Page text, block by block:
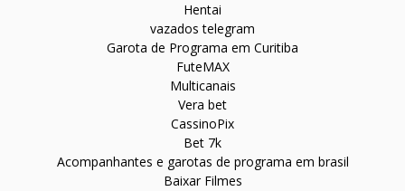
Hentai
vazados telegram
Garota de Programa em Curitiba
FuteMAX
Multicanais
Vera bet
CassinoPix
Bet 7k
Acompanhantes e garotas de programa em brasil
Baixar Filmes